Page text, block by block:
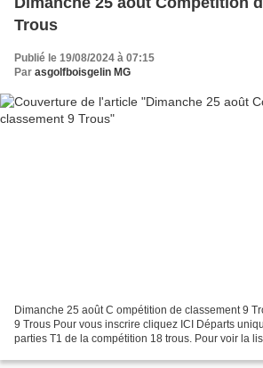
Trous
Publié le 19/08/2024 à 07:15
Par asgolfboisgelin MG
Dimanche 25 août C ompétition de classement 9
9 Trous Pour vous inscrire cliquez ICI Départs
parties T1 de la compétition 18 trous. Pour voir la